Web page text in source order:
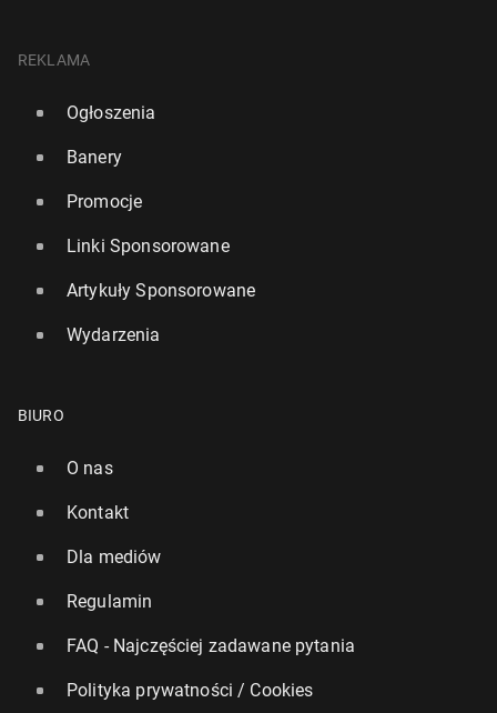
REKLAMA
Ogłoszenia
Banery
Promocje
Linki Sponsorowane
Artykuły Sponsorowane
Wydarzenia
BIURO
O nas
Kontakt
Dla mediów
Regulamin
FAQ - Najczęściej zadawane pytania
Polityka prywatności / Cookies